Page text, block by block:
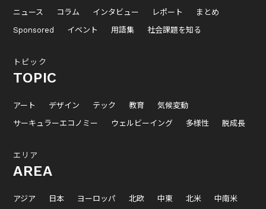
ニュース コラム インタビュー レポート
まとめ
Sponsored
イベント 用語集 社会課題を知る
トピック
TOPIC
アート デザイン テック 教育
気候変動
サーキュラーエコノミー
ウェルビーイング 多様性 脱成長
エリア
AREA
アジア 日本 ヨーロッパ 北欧 中東 北米 中南米